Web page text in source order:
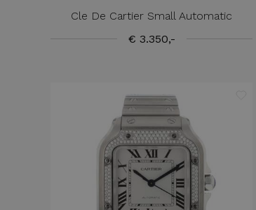
Cle De Cartier Small Automatic
€ 3.350,-